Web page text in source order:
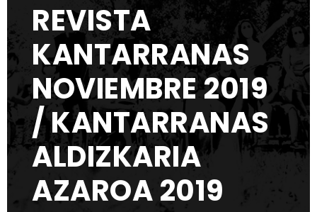
REVISTA
KANTARRANAS
NOVIEMBRE 2019
/ KANTARRANAS
ALDIZKARIA
AZAROA 2019